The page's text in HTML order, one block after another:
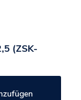
(ZSK-